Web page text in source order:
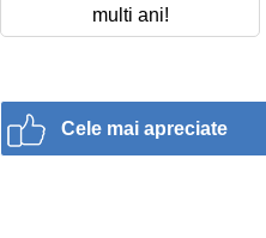
multi ani!
Cele mai apreciate